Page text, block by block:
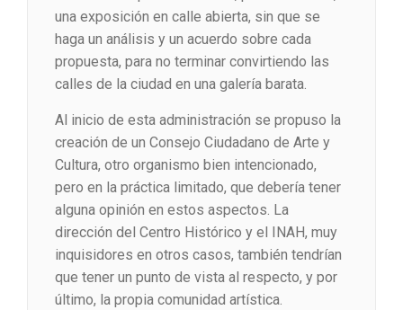
una exposición en calle abierta, sin que se
haga un análisis y un acuerdo sobre cada
propuesta, para no terminar convirtiendo las
calles de la ciudad en una galería barata.
Al inicio de esta administración se propuso la
creación de un Consejo Ciudadano de Arte y
Cultura, otro organismo bien intencionado,
pero en la práctica limitado, que debería tener
alguna opinión en estos aspectos. La
dirección del Centro Histórico y el INAH, muy
inquisidores en otros casos, también tendrían
que tener un punto de vista al respecto, y por
último, la propia comunidad artística.